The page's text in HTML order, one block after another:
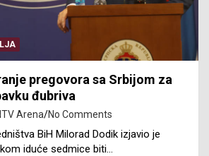
pregovora sa Srbijom za
đubriva
Arena No Comments
BiH Milorad Dodik izjavio je
iduće sedmice biti…